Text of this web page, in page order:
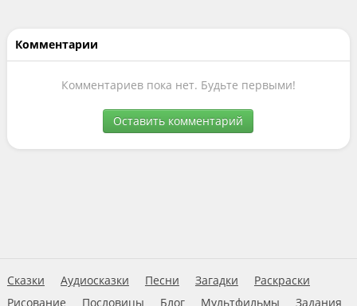
Комментарии
Комментариев пока нет. Будьте первыми!
Оставить комментарий
Сказки Аудиосказки Песни Загадки
Раскраски
Рисование
Пословицы Блог Мультфильмы Задания